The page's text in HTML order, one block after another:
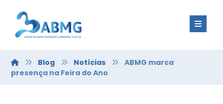
Blog Notícias
ABMG marca
presença na Feira do Ano